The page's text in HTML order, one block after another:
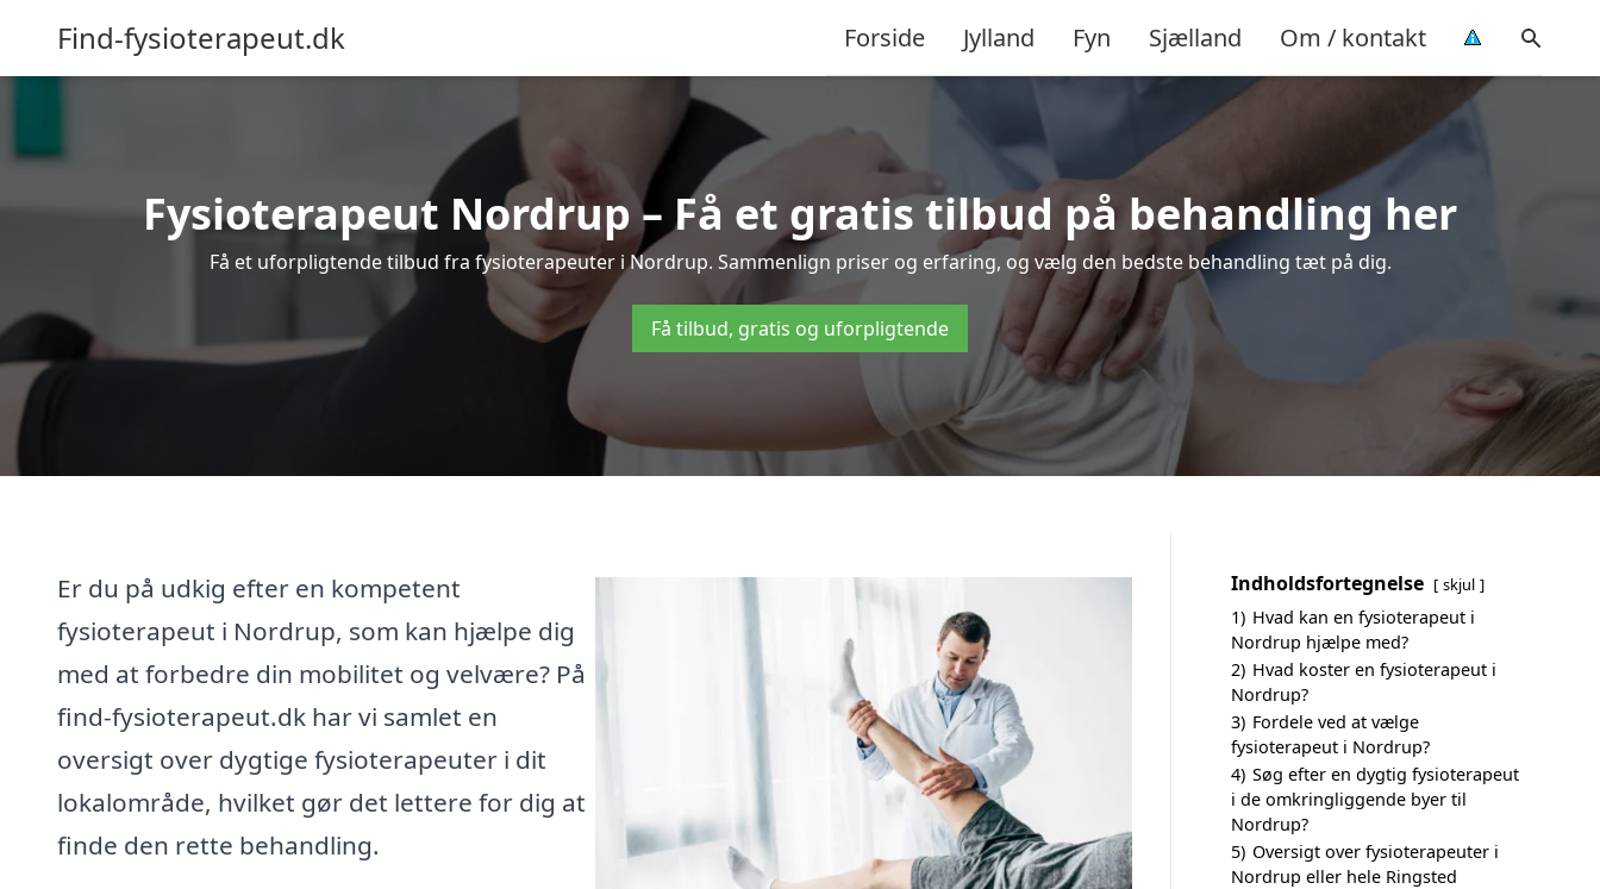
Find-fysioterapeut.dk Forside Jylland Fyn Sjælland Om / kontakt
Fysioterapeut Nordrup – Få et gratis tilbud på behandling her
Få et uforpligtende tilbud fra fysioterapeuter i Nordrup. Sammenlign priser og erfaring, og vælg den bedste behandling tæt på dig.
Få tilbud, gratis og uforpligtende
Er du på udkig efter en kompetent
fysioterapeut i Nordrup, som kan hjælpe dig
med at forbedre din mobilitet og velvære? På
find-fysioterapeut.dk har vi samlet en
oversigt over dygtige fysioterapeuter i dit
lokalområde, hvilket gør det lettere for dig at
finde den rette behandling.
Indholdsfortegnelse skjul
1) Hvad kan en fysioterapeut i
Nordrup hjælpe med?
2) Hvad koster en fysioterapeut i
Nordrup?
3) Fordele ved at vælge
fysioterapeut i Nordrup?
4) Søg efter en dygtig fysioterapeut
i de omkringliggende byer til
Nordrup?
5) Oversigt over fysioterapeuter i
Nordrup eller hele Ringsted